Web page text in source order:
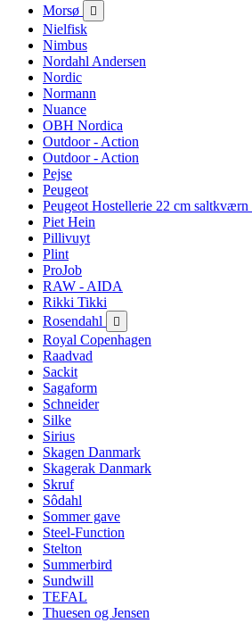
Morsø

Nielfisk
Nimbus
Nordahl Andersen
Nordic
Normann
Nuance
OBH Nordica
Outdoor - Action
Outdoor - Action
Pejse
Peugeot
Peugeot Hostellerie 22 cm
Piet Hein
Pillivuyt
Plint
ProJob
RAW - AIDA
Rikki Tikki
Rosendahl

Royal Copenhagen
Raadvad
Sackit
Sagaform
Schneider
Silke
Sirius
Skagen Danmark
Skagerak Danmark
Skruf
Sôdahl
Sommer gave
Steel-Function
Stelton
Summerbird
Sundwill
TEFAL
Thuesen og Jensen